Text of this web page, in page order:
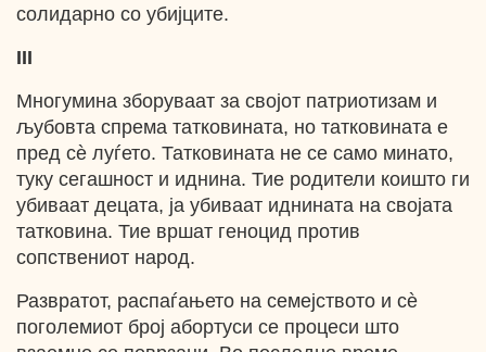
солидарно со убијците.
III
Многумина зборуваат за својот патриотизам и
љубовта спрема татковината, но татковината е
пред сѐ луѓето. Татковината не се само минато,
туку сегашност и иднина. Тие родители коишто ги
убиваат децата, ја убиваат иднината на својата
татковина. Тие вршат геноцид против
сопствениот народ.
Развратот, распаѓањето на семејството и cѐ
поголемиот број абортуси се процеси што